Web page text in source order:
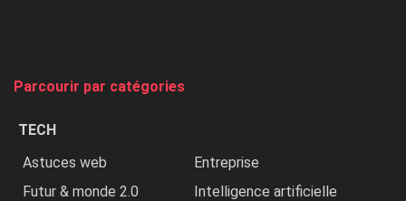
Parcourir par catégories
TECH
Astuces web
Entreprise
Futur & monde 2.0
Intelligence artificielle